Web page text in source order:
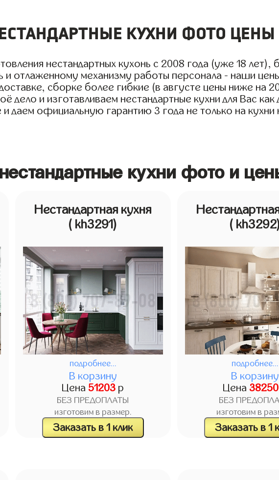
кухни фото
нестандартных кухонь с 2008 года (уже 18 лет),
и отлаженному механизму работы персонала - наши
сборке более гибкие (в августе цены ниже на
дело и изготавливаем нестандартные кухни для Вас
даем официальную гарантию 3 года не только на
нестандартные кухни фото и
Нестандартная кухня
( kh3291)
подробнее...
В корзину
Цена 51203 р
БЕЗ ПРЕДОПЛАТЫ
изготовим в размер.
Заказать в 1 клик
(
подробнее...
В корзину
Цена 38250
БЕЗ
изготовим в
Заказать в 1